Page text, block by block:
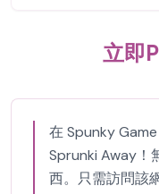
立即
在 Spunky
Sprunki Away！
西。只需訪問該